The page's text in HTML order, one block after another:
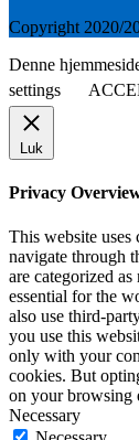
Copyright 2020/
Denne
settings
Luk
Privacy
This website
navigate through
are categorized
essential for the
also use third-
you use this
only with your
cookies. But
on your browsing
Necessary